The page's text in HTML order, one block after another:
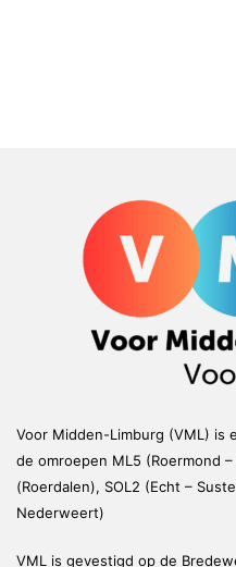
Voor Midden-Limburg (VML) is
de omroepen ML5 (Roermond
(Roerdalen), SOL2 (Echt –
Nederweert)
VML is gevestigd op de